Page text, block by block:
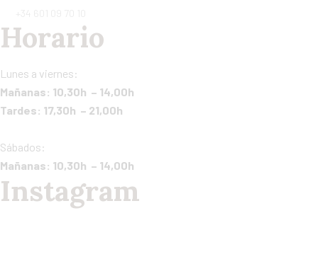
Horario
Lunes a viernes:
Mañanas: 10,30h – 14,00h
Tardes: 17,30h – 21,00h
Sábados:
Mañanas: 10,30h – 14,00h
Instagram